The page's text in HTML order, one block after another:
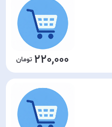
220,000